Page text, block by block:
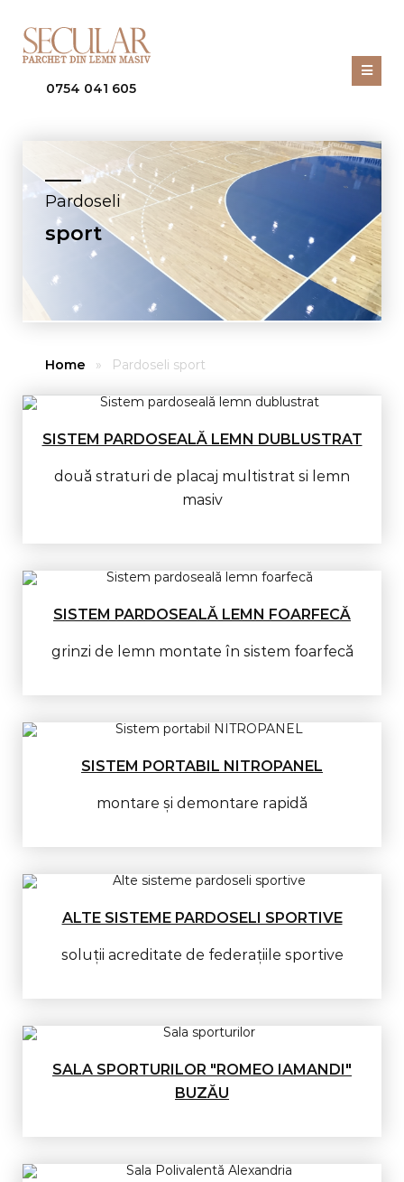
0754 041 605
Pardoseli
sport
Home » Pardoseli sport
SISTEM PARDOSEALĂ LEMN DUBLUSTRAT
două straturi de placaj multistrat si lemn
masiv
SISTEM PARDOSEALĂ LEMN FOARFECĂ
grinzi de lemn montate în sistem foarfecă
SISTEM PORTABIL NITROPANEL
montare şi demontare rapidă
ALTE SISTEME PARDOSELI SPORTIVE
soluții acreditate de federaţiile sportive
SALA SPORTURILOR "ROMEO IAMANDI"
BUZĂU